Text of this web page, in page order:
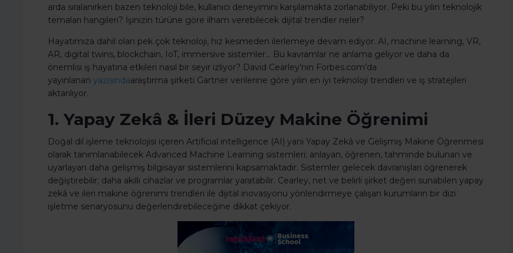
arda sıralanırken bazen teknoloji bile, kullanıcı deneyimini karşılamakta zorlanabiliyor. Peki bu yılın teknolojik
temaları hangileri? İşinizin türüne göre ilham verebilecek dijital trendler neler?
Hayatımıza dahil olan pek çok teknoloji, hız kesmeden ilerlemeye devam ediyor. AI, machine learning, VR,
AR, digital twins, blockchain, IoT, immersive sistemler… Bu kavramlar ne anlama geliyor ve daha da
önemlisi iş hayatına etkileri nasıl bir seyir izliyor? David Cearley’nin Forbes.com’da
yayınlanan yazısındaaraştırma şirketi Gartner verilerine göre yılın en iyi teknoloji trendleri ve iş stratejileri
aktarılıyor.
1. Yapay Zekâ & İleri Düzey Makine Öğrenimi
Doğal dil işleme teknolojisi içeren Artificial intelligence (AI) yani Yapay Zekâ ve Gelişmiş Makine Öğrenmesi
olarak tanımlanabilecek Advanced Machine Learning sistemleri; anlayan, öğrenen, tahminde bulunan ve
uyarlayan daha gelişmiş bilgisayar sistemlerini kapsamaktadır. Sistemler gelecek davranışları öğrenerek
değiştirebilir; daha akıllı cihazlar ve programlar yaratabilir. Cearley, net ve belirli şirket değeri sunabilen yapay
zekâ ve ileri makine öğrenimi trendleri ile dijital inovasyonu yönlendirmeye çalışan kurumların bir dizi
işletme senaryosunu değerlendirebileceğine dikkat çekiyor.